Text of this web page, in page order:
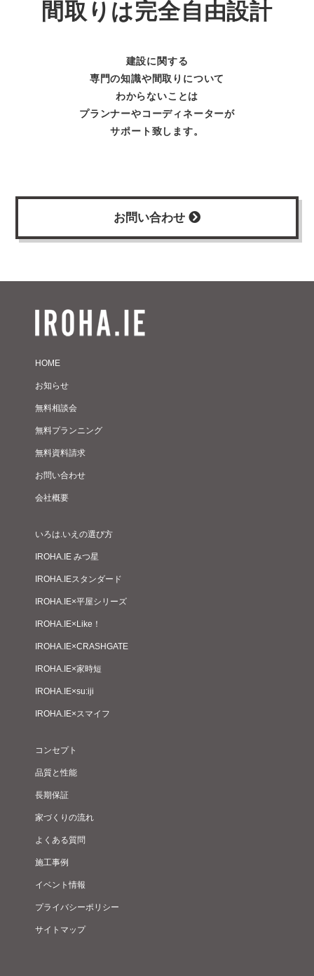
間取りは完全自由設計
建設に関する
専門の知識や間取りについて
わからないことは
プランナーやコーディネーターが
サポート致します。
お問い合わせ
HOME
お知らせ
無料相談会
無料プランニング
無料資料請求
お問い合わせ
会社概要
いろは.いえの選び方
IROHA.IE みつ星
IROHA.IEスタンダード
IROHA.IE×平屋シリーズ
IROHA.IE×Like！
IROHA.IE×CRASHGATE
IROHA.IE×家時短
IROHA.IE×su:iji
IROHA.IE×スマイフ
コンセプト
品質と性能
長期保証
家づくりの流れ
よくある質問
施工事例
イベント情報
プライバシーポリシー
サイトマップ